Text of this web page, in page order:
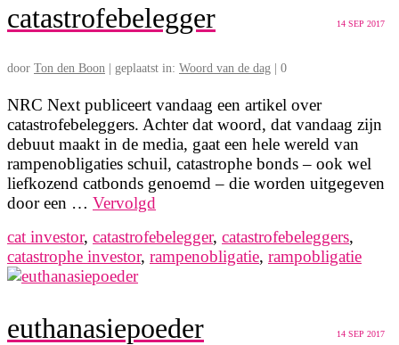
14 SEP 2017
catastrofebelegger
door Ton den Boon geplaatst in: Woord van de dag 0
NRC Next publiceert vandaag een artikel over
catastrofebeleggers. Achter dat woord, dat vandaag zijn
debuut maakt in de media, gaat een hele wereld van
rampenobligaties schuil, catastrophe bonds – ook wel
liefkozend catbonds genoemd – die worden uitgegeven
door een … Vervolgd
cat investor, catastrofebelegger, catastrofebeleggers,
catastrophe investor, rampenobligatie, rampobligatie
14 SEP 2017
euthanasiepoeder